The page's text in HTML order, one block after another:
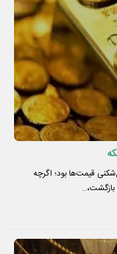
قیمت‌ها بود؛ اگرچه
بازگشت،…